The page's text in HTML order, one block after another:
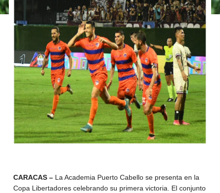
CARACAS –La Academia Puerto Cabello se presenta en la
Copa Libertadores celebrando su primera victoria. El conjunto